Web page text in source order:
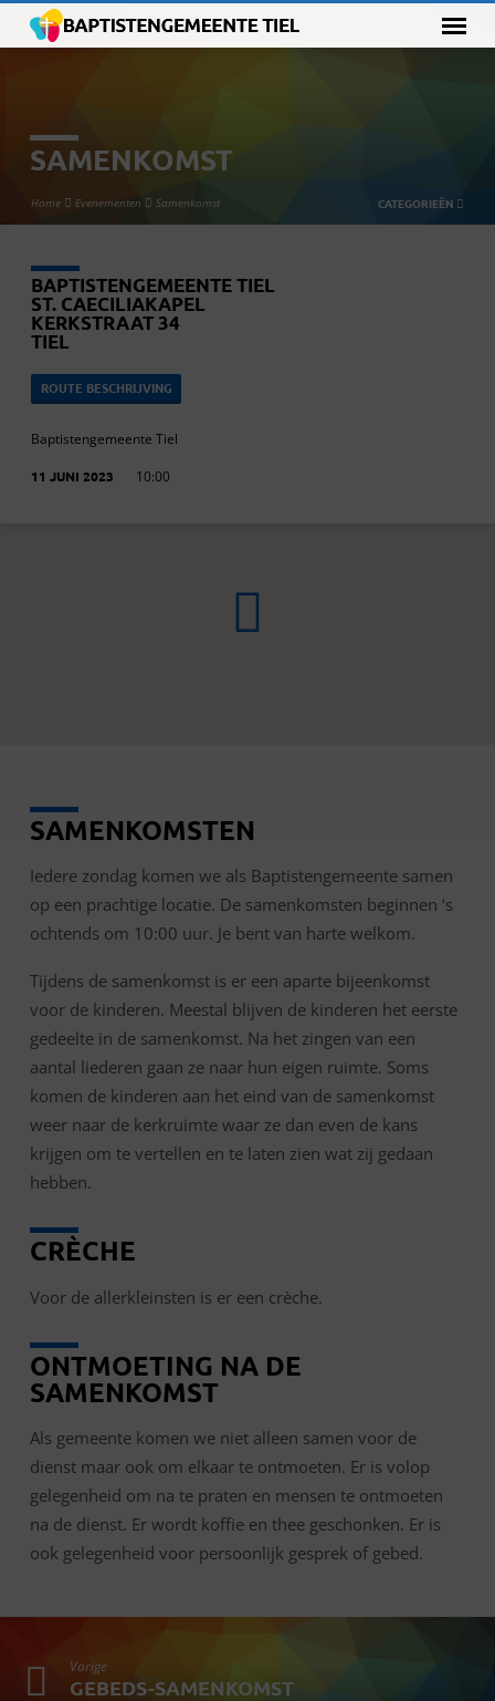
SAMENKOMST
Home Evenementen Samenkomst CATEGORIEËN
BAPTISTENGEMEENTE TIEL
ST. CAECILIAKAPEL
KERKSTRAAT 34
TIEL
ROUTE BESCHRIJVING
Baptistengemeente Tiel
11 JUNI 2023 10:00
SAMENKOMST
SAMENKOMSTEN
Iedere zondag komen we als Baptistengemeente samen
op een prachtige locatie. De samenkomsten beginnen ‘s
ochtends om 10:00 uur. Je bent van harte welkom.
Tijdens de samenkomst is er een aparte bijeenkomst
voor de kinderen. Meestal blijven de kinderen het eerste
gedeelte in de samenkomst. Na het zingen van een
aantal liederen gaan ze naar hun eigen ruimte. Soms
komen de kinderen aan het eind van de samenkomst
weer naar de kerkruimte waar ze dan even de kans
krijgen om te vertellen en te laten zien wat zij gedaan
hebben.
CRÈCHE
Voor de allerkleinsten is er een crèche.
ONTMOETING NA DE
SAMENKOMST
Als gemeente komen we niet alleen samen voor de
dienst maar ook om elkaar te ontmoeten. Er is volop
gelegenheid om na te praten en mensen te ontmoeten
na de dienst. Er wordt koffie en thee geschonken. Er is
ook gelegenheid voor persoonlijk gesprek of gebed.
Vorige
GEBEDS-SAMENKOMST